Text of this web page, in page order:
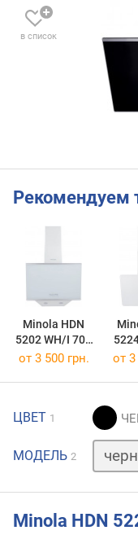
в список
Рекомендуем
Minola HDN
5202 WH/I 700
LED
от 3 500 грн. от 3
ЦВЕТ 1
МОДЕЛЬ 2
Minola HDN